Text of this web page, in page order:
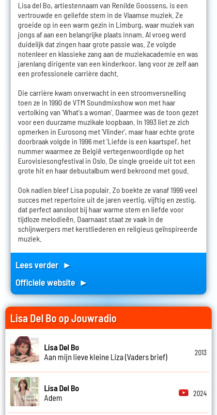
Lisa del Bo, artiestennaam van Renilde Goossens, is een
vertrouwde en geliefde stem in de Vlaamse muziek. Ze
groeide op in een warm gezin in Limburg, waar muziek van
jongs af aan een belangrijke plaats innam. Al vroeg werd
duidelijk dat zingen haar grote passie was. Ze volgde
notenleer en klassieke zang aan de muziekacademie en was
jarenlang dirigente van een kinderkoor, lang voor ze zelf aan
een professionele carrière dacht.
Die carrière kwam onverwacht in een stroomversnelling
toen ze in 1990 de VTM Soundmixshow won met haar
vertolking van 'What's a woman'. Daarmee was de toon gezet
voor een duurzame muzikale loopbaan. In 1993 liet ze zich
opmerken in Eurosong met 'Vlinder', maar haar echte grote
doorbraak volgde in 1996 met 'Liefde is een kaartspel', het
nummer waarmee ze België vertegenwoordigde op het
Eurovisiesongfestival in Oslo. De single groeide uit tot een
grote hit en haar debuutalbum werd bekroond met goud.
Ook nadien bleef Lisa populair. Zo boekte ze vanaf 1999 veel
succes met repertoire uit de jaren veertig, vijftig en zestig,
dat perfect aansloot bij haar warme stem en liefde voor
tijdloze melodieën. Daarnaast staat ze vaak in de
schijnwerpers met kerstliederen en religieus geïnspireerde
muziek.
Lees verder ►
Officiele website ►
Lisa Del Bo op Jouwradio
Lisa Del Bo
Aan mijn lieve kleine Liza (Vaders brief)
2013
Lisa Del Bo
Adem
2024